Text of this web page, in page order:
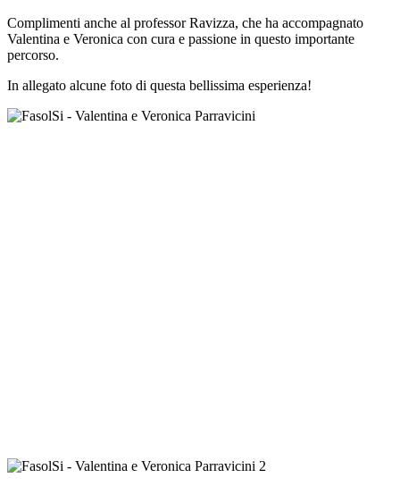
Complimenti anche al professor Ravizza, che ha accompagnato
Valentina e Veronica con cura e passione in questo importante
percorso.
In allegato alcune foto di questa bellissima esperienza!